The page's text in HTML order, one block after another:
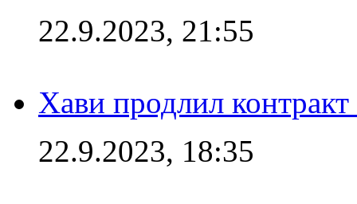
22.9.2023, 21:55
Хави продлил
22.9.2023, 18:35